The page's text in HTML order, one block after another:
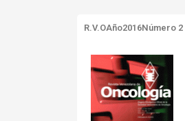
R.V.OAño2016Número 2